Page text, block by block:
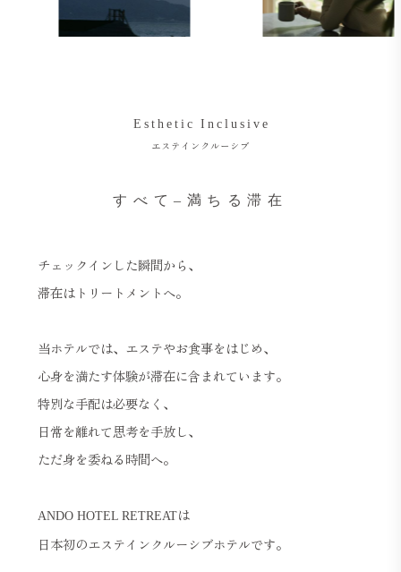
Esthetic Inclusive
エステインクルーシブ
すべて–満ちる滞在
チェックインした瞬間から、
滞在はトリートメントへ。
当ホテルでは、エステやお食事をはじめ、
心身を満たす体験が滞在に含まれています。
特別な手配は必要なく、
日常を離れて思考を手放し、
ただ身を委ねる時間へ。
ANDO HOTEL RETREATは
日本初のエステインクルーシブホテルです。